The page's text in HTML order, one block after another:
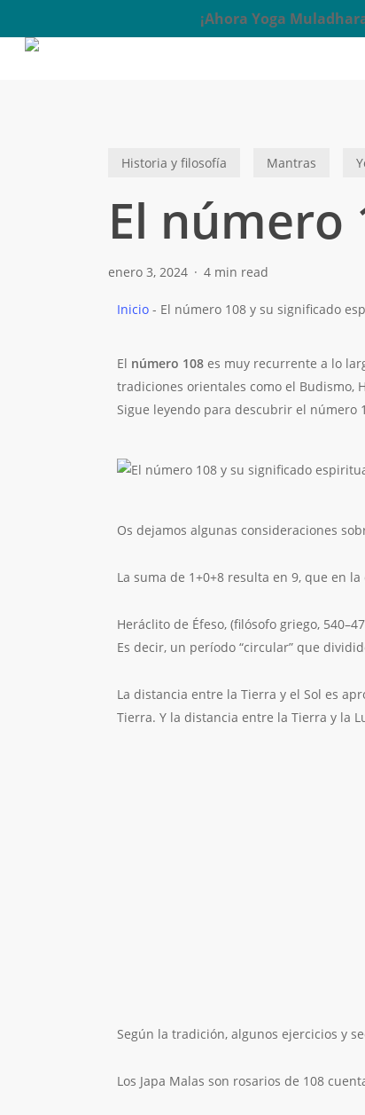
to
main
¡Ahora Yoga
Historia y filosofía Mantras
El número
enero 3, 2024 4 min read
Inicio - El número 108 y su significado
El número 108 es muy recurrente a lo
tradiciones orientales como el Budismo,
Sigue leyendo para descubrir el número
Os dejamos algunas consideraciones
La suma de 1+0+8 resulta en 9, que en
Heráclito de Éfeso, (filósofo griego,
Es decir, un período “circular” que
La distancia entre la Tierra y el Sol es
Tierra. Y la distancia entre la Tierra y la
Según la tradición, algunos ejercicios y
Los Japa Malas son rosarios de 108